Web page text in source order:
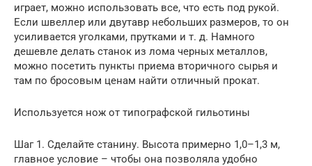
играет, можно использовать все, что есть под рукой.
Если швеллер или двутавр небольших размеров, то он
усиливается уголками, прутками и т. д. Намного
дешевле делать станок из лома черных металлов,
можно посетить пункты приема вторичного сырья и
там по бросовым ценам найти отличный прокат.
Используется нож от типографской гильотины
Шаг 1. Сделайте станину. Высота примерно 1,0–1,3 м,
главное условие – чтобы она позволяла удобно